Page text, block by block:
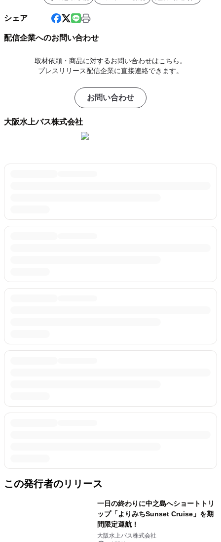
シェア
配信企業へのお問い合わせ
取材依頼・商品に対するお問い合わせはこちら。
プレスリリース配信企業に直接連絡できます。
お問い合わせ
大阪水上バス株式会社
この発行者のリリース
一日の終わりに中之島へショートトリ
ップ「よりみちSunset Cruise」を期
間限定運航！
大阪水上バス株式会社